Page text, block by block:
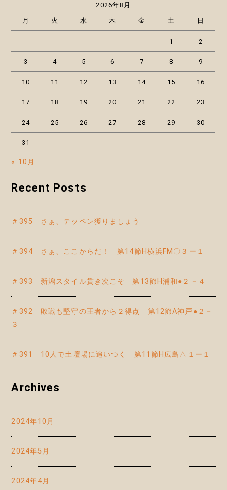
2026年8月
月 火 水 木 金 土 日
1 2
3 4 5 6 7 8 9
10 11 12 13 14 15 16
17 18 19 20 21 22 23
24 25 26 27 28 29 30
31
« 10月
Recent Posts
＃395 さぁ、テッペン獲りましょう
＃394 さぁ、ここからだ！ 第14節H横浜FM〇３ー１
＃393 新潟スタイル貫き次こそ 第13節H浦和●２－４
＃392 敗戦も堅守の王者から２得点 第12節A神戸●２－
３
＃391 10人で土壇場に追いつく 第11節H広島△１ー１
Archives
2024年10月
2024年5月
2024年4月